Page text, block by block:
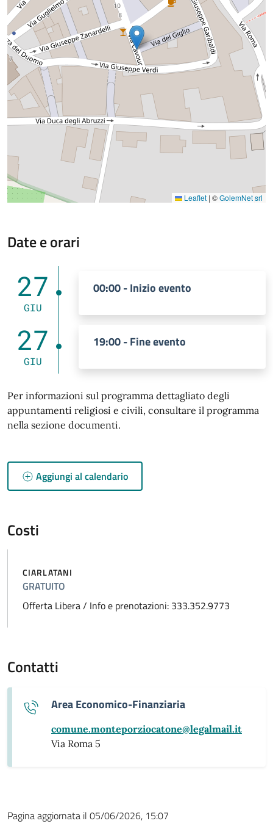
Leaflet | ©GolemNet srl
Date e orari
27
GIU
00:00 - Inizio evento
27
GIU
19:00 - Fine evento
Per informazioni sul programma dettagliato degli
appuntamenti religiosi e civili, consultare il programma
nella sezione documenti.
Aggiungi al calendario
Costi
CIARLATANI
GRATUITO
Offerta Libera / Info e prenotazioni: 333.352.9773
Contatti
Area Economico-Finanziaria
comune.monteporziocatone@legalmail.it
Via Roma 5
Pagina aggiornata il 05/06/2026, 15:07